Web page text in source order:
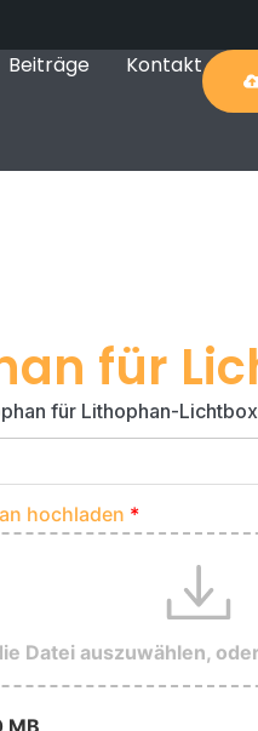
Beiträge Kontakt
für
für Lithophan-Lichtbox
hochladen
Datei auszuwählen,
MB